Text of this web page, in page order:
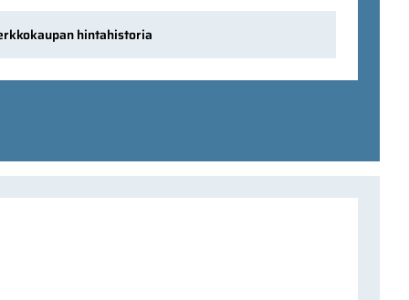
hintahistoria